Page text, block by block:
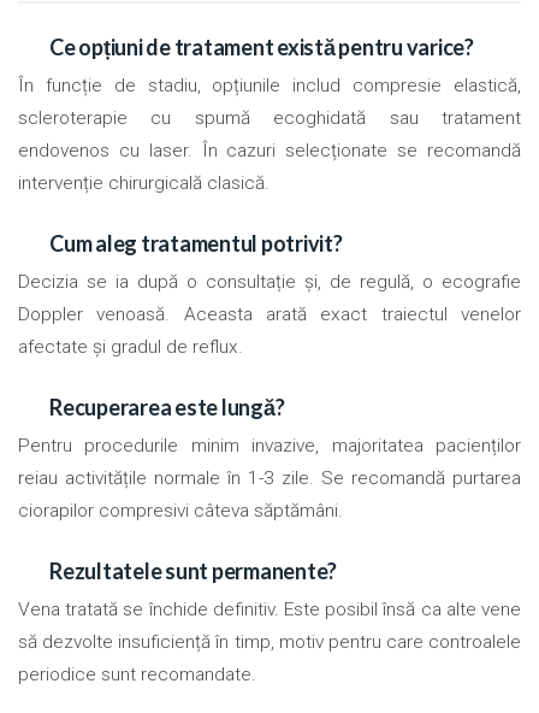
Ce opțiuni de tratament există pentru varice?
În funcție de stadiu, opțiunile includ compresie elastică,
scleroterapie cu spumă ecoghidată sau tratament
endovenos cu laser. În cazuri selecționate se recomandă
intervenție chirurgicală clasică.
Cum aleg tratamentul potrivit?
Decizia se ia după o consultație și, de regulă, o ecografie
Doppler venoasă. Aceasta arată exact traiectul venelor
afectate și gradul de reflux.
Recuperarea este lungă?
Pentru procedurile minim invazive, majoritatea pacienților
reiau activitățile normale în 1-3 zile. Se recomandă purtarea
ciorapilor compresivi câteva săptămâni.
Rezultatele sunt permanente?
Vena tratată se închide definitiv. Este posibil însă ca alte vene
să dezvolte insuficiență în timp, motiv pentru care controalele
periodice sunt recomandate.